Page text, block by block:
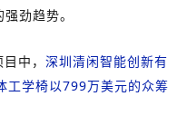
劲趋势。
中， 深圳清闲智能创新有
学椅以799万美元的众筹